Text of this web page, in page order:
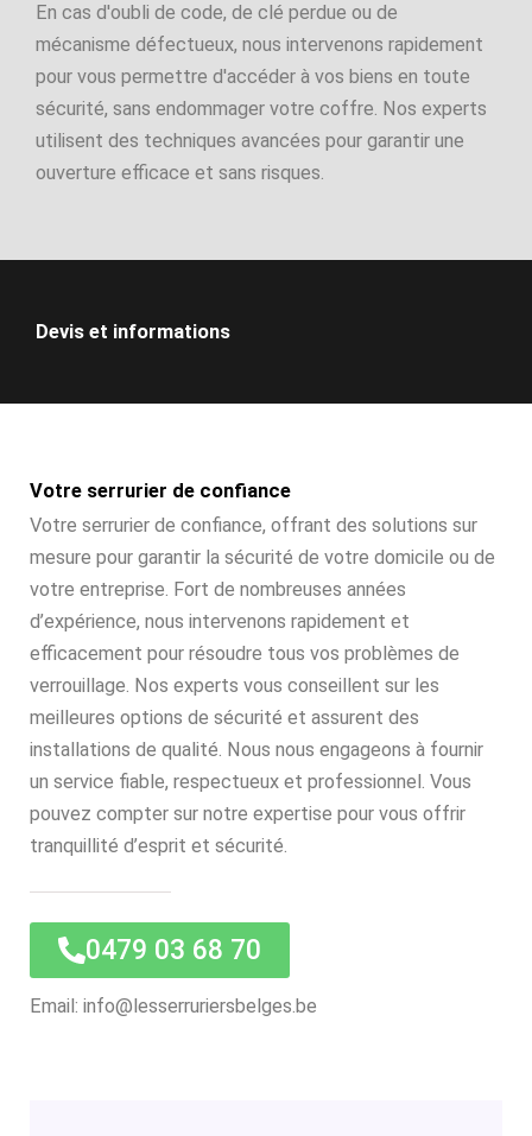
En cas d'oubli de code, de clé perdue ou de
mécanisme défectueux, nous intervenons rapidement
pour vous permettre d'accéder à vos biens en toute
sécurité, sans endommager votre coffre. Nos experts
utilisent des techniques avancées pour garantir une
ouverture efficace et sans risques.
Devis et informations
Votre serrurier de confiance
Votre serrurier de confiance, offrant des solutions sur
mesure pour garantir la sécurité de votre domicile ou de
votre entreprise. Fort de nombreuses années
d’expérience, nous intervenons rapidement et
efficacement pour résoudre tous vos problèmes de
verrouillage. Nos experts vous conseillent sur les
meilleures options de sécurité et assurent des
installations de qualité. Nous nous engageons à fournir
un service fiable, respectueux et professionnel. Vous
pouvez compter sur notre expertise pour vous offrir
tranquillité d’esprit et sécurité.
0479 03 68 70
Email: info@lesserruriersbelges.be